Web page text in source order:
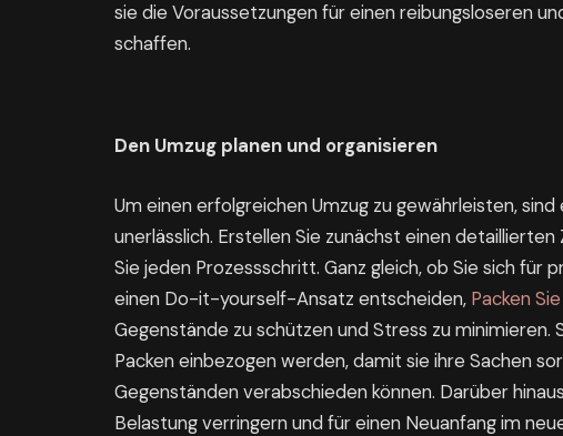
sie die Voraussetzungen für einen reibungsloseren
schaffen.
Den Umzug planen und organisieren
Um einen erfolgreichen Umzug zu gewährleisten,
unerlässlich. Erstellen Sie zunächst einen
Sie jeden Prozessschritt. Ganz gleich, ob Sie sich für
einen Do-it-yourself-Ansatz entscheiden, Packen
Gegenstände zu schützen und Stress zu minimieren.
Packen einbezogen werden, damit sie ihre Sachen
Gegenständen verabschieden können. Darüber
Belastung verringern und für einen Neuanfang im